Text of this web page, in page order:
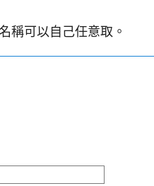
稱可以自己任意取。